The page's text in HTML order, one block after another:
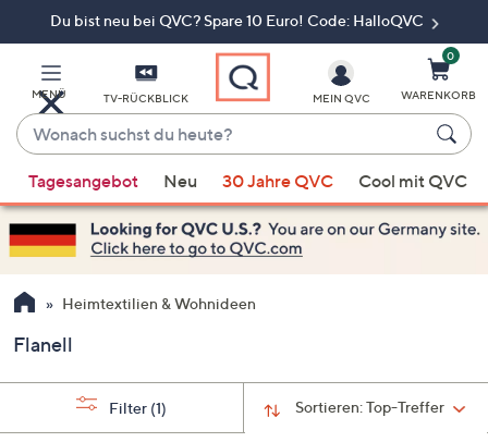
Du bist neu bei QVC? Spare 10 Euro! Code: HalloQVC
MENÜ TV-RÜCKBLICK
Wonach
suchst
du
heute?
Vorschläge
verfügbar
sind,
verwenden
Sie
Pfeiltasten
nach
und
MEIN QVC
0
WARENKORB
Tagesangebot Neu 30 Jahre QVC Cool mit QVC
Heimtextilien & Wohnideen
Flanell
Sortieren:Top-Treffer
Filter (1)